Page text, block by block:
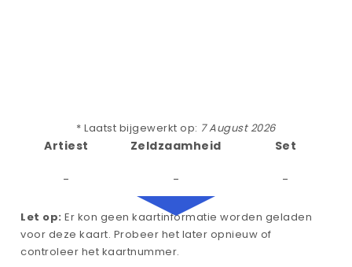
* Laatst bijgewerkt op: 7 August 2026
Artiest
-
Zeldzaamheid
-
Set
-
Let op: Er kon geen kaartinformatie worden geladen
voor deze kaart. Probeer het later opnieuw of
controleer het kaartnummer.